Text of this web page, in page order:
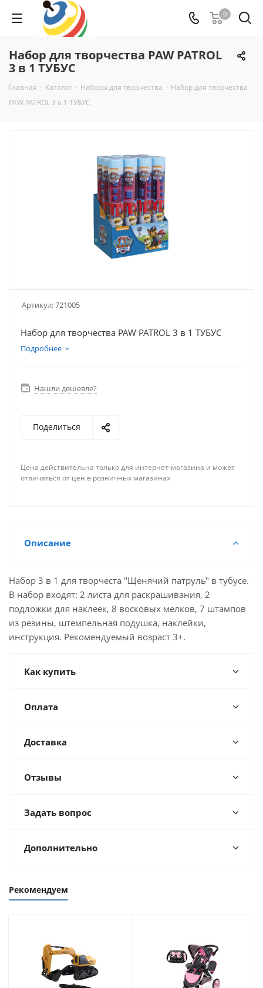
0
Набор для творчества PAW PATROL
3 в 1 ТУБУС
Главная - Каталог - Наборы для творчества - Набор для творчества
PAW PATROL 3 в 1 ТУБУС
Артикул:721005
Набор для творчества PAW PATROL 3 в 1 ТУБУС
Подробнее
Нашли дешевле?
Поделиться
Цена действительна только для интернет-магазина и может
отличаться от цен в розничных магазинах
Описание
Набор 3 в 1 для творчеста "Щенячий патруль" в тубусе.
В набор входят: 2 листа для раскрашивания, 2
подложки для наклеек, 8 восковых мелков, 7 штампов
из резины, штемпельная подушка, наклейки,
инструкция. Рекомендуемый возраст 3+.
Как купить
Оплата
Доставка
Отзывы
Задать вопрос
Дополнительно
Рекомендуем